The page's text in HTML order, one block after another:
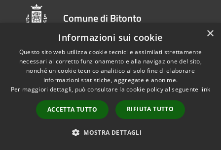
Comune di Bitonto
SEGUICI SU
Youtube
AMMINISTRAZIONE
×
Informazioni sui cookie
Questo sito web utilizza cookie tecnici e assimilati strettamente
necessari al corretto funzionamento e alla navigazione del sito,
nonché un cookie tecnico analitico al solo fine di elaborare
informazioni statistiche, aggregate e anonime.
Per maggiori dettagli, può consultare la cookie policy al seguente link
ACCETTA TUTTO RIFIUTA TUTTO
MOSTRA DETTAGLI